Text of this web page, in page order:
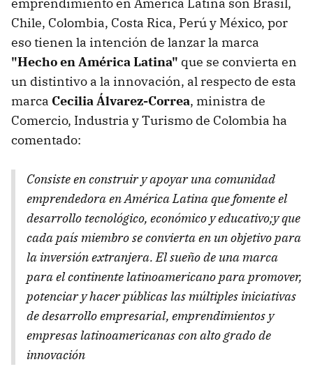
Chile, Colombia, Costa Rica, Perú y México, por
eso tienen la intención de lanzar la marca
"Hecho en América Latina" que se convierta en
un distintivo a la innovación, al respecto de esta
marca Cecilia Álvarez-Correa, ministra de
Comercio, Industria y Turismo de Colombia ha
comentado:
Consiste en construir y apoyar una comunidad
emprendedora en América Latina que fomente el
desarrollo tecnológico, económico y educativo;y que
cada país miembro se convierta en un objetivo para
la inversión extranjera. El sueño de una marca
para el continente latinoamericano para promover,
potenciar y hacer públicas las múltiples iniciativas
de desarrollo empresarial, emprendimientos y
empresas latinoamericanas con alto grado de
innovación